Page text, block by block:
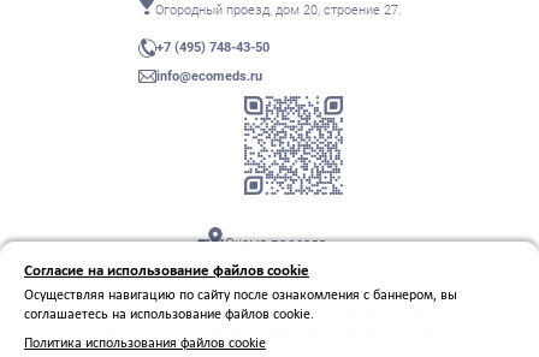
Согласие на использование файлов cookie
Осуществляя навигацию по сайту после ознакомления с баннером, вы
соглашаетесь на использование файлов cookie.
Политика использования файлов cookie
Огородный проезд, дом 20, строение 27.
+7 (495) 748-43-50
info@ecomeds.ru
Схема проезда
Условия использованияПолитика конфиденциальности